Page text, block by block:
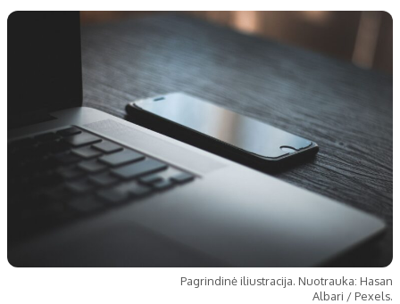
Pagrindinė iliustracija. Nuotrauka: Hasan
Albari / Pexels.